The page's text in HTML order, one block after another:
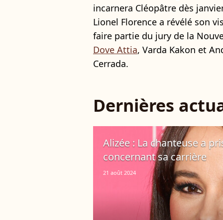
incarnera Cléopâtre dès
Lionel Florence a révélé son
faire partie du jury de la
Dove Attia, Varda Kakon et
Cerrada.
Dernières
Alizée : La chanteuse a
concernant sa carrière
21 août 2024